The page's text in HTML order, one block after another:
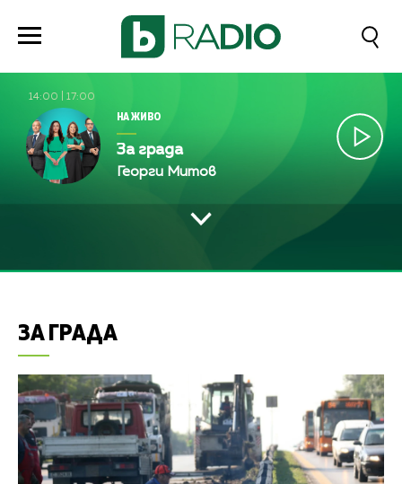
14:00 17:00
НА ЖИВО
За града
Георги Митов
ЗА ГРАДА